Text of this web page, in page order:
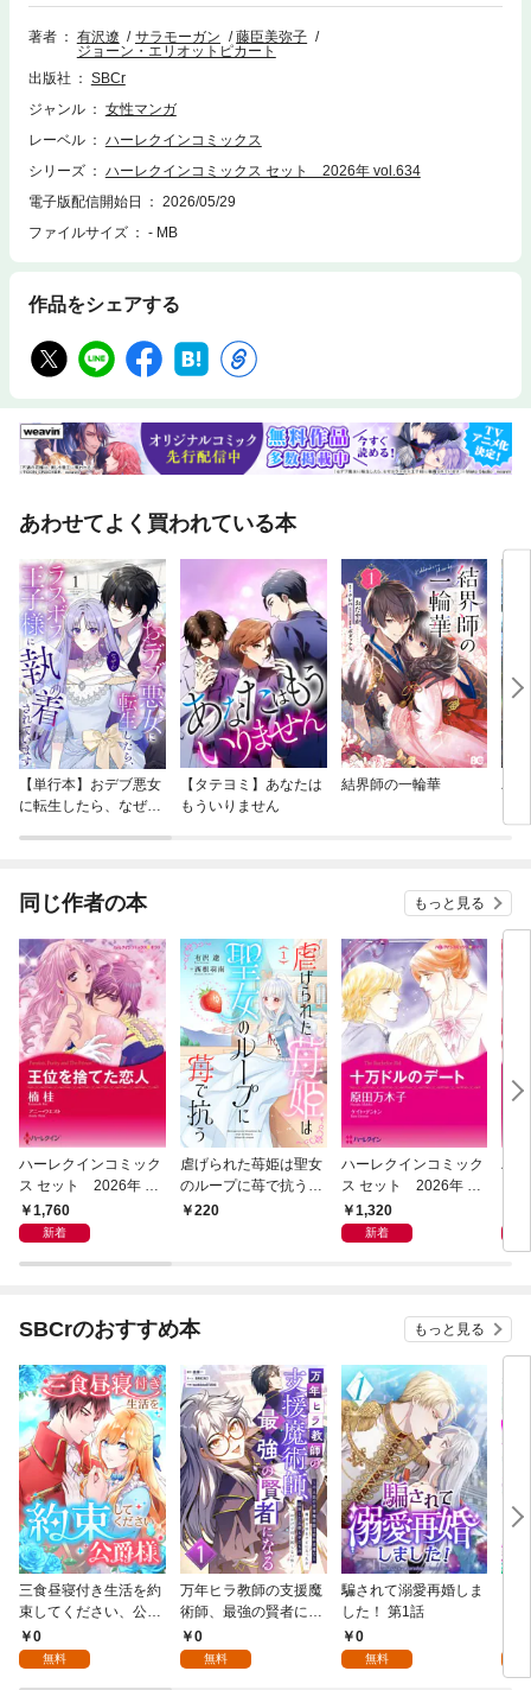
著者 有沢遼 サラモーガン
藤臣美弥子
ジョーン・エリオットピカート
出版社
SBCr
ジャンル
女性マンガ
レーベル
ハーレクインコミックス
シリーズ
ハーレクインコミックス セット 2026年 vol.634
電子版配信開始日
2026/05/29
ファイルサイズ
- MB
作品をシェアする
あわせてよく買われている本
【単行本】おデブ悪女
に転生したら、なぜか
【タテヨミ】あなたは
もういりません
結界師の一輪華
バ
今
同じ作者の本 もっと見る
ハーレクインコミック
ス セット 2026年 vo
l.1085
1,760
新着
虐げられた苺姫は聖女
のループに苺で抗う
(話売り) #1
220
ハーレクインコミック
ス セット 2026年 vo
l.1020
1,320
新着
ハ
SBCrのおすすめ本 もっと見る
三食昼寝付き生活を約
束してください、公爵
様 1話
0
無料
万年ヒラ教師の支援魔
術師、最強の賢者にな
る～不人気の支援魔術
師は給料泥棒だと魔術
0
無料
騙されて溺愛再婚しま
した！ 第1話
0
無料